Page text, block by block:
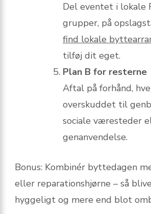
Del eventet i lokale
grupper, på
find lokale
tilføj dit eget.
Plan B for resterne
Aftal på forhånd,
overskuddet til
sociale væresteder
genanvendelse.
Bonus: Kombinér byttedagen
eller reparationshjørne – så
hyggeligt og mere end blot